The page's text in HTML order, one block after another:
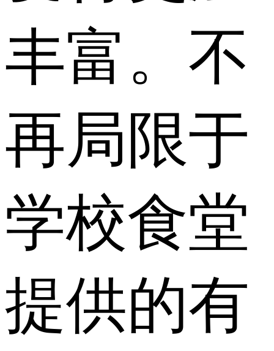
丰富。不
再局限于
学校食堂
提供的有